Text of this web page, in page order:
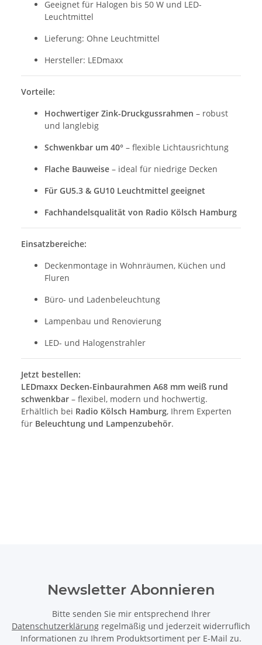
Geeignet für Halogen bis 50 W und LED-
Leuchtmittel
Lieferung: Ohne Leuchtmittel
Hersteller: LEDmaxx
Vorteile:
Hochwertiger Zink-Druckgussrahmen – robust
und langlebig
Schwenkbar um 40° – flexible Lichtausrichtung
Flache Bauweise – ideal für niedrige Decken
Für GU5.3 & GU10 Leuchtmittel geeignet
Fachhandelsqualität von Radio Kölsch Hamburg
Einsatzbereiche:
Deckenmontage in Wohnräumen, Küchen und
Fluren
Büro- und Ladenbeleuchtung
Lampenbau und Renovierung
LED- und Halogenstrahler
Jetzt bestellen:
LEDmaxx Decken-Einbaurahmen A68 mm weiß rund
schwenkbar – flexibel, modern und hochwertig.
Erhältlich bei Radio Kölsch Hamburg, Ihrem Experten
für Beleuchtung und Lampenzubehör.
Newsletter Abonnieren
Bitte senden Sie mir entsprechend Ihrer
Datenschutzerklärung regelmäßig und jederzeit widerruflich
Informationen zu Ihrem Produktsortiment per E-Mail zu.